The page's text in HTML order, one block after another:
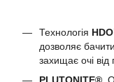
Технологія
дозволяє
захищає очі від